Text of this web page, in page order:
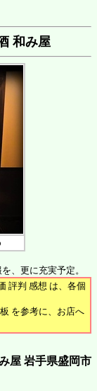
和み屋
、更に充実予定。
評判 感想 は、各個
を参考に、お店へ
屋 岩手県盛岡市